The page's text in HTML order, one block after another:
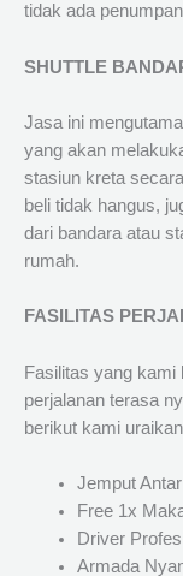
tidak ada
SHUTTLE
Jasa ini
yang akan
stasiun kreta
beli tidak hangus,
dari bandara atau
rumah.
FASILITAS
Fasilitas yang kami
perjalanan terasa
berikut kami
Jemput
Free 1x
Driver
Armada